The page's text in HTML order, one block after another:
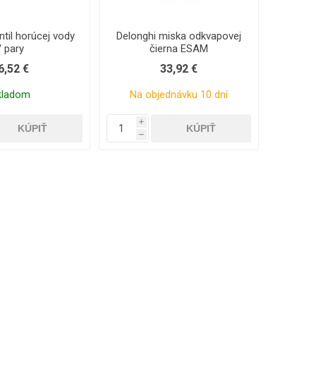
horúcej vody
pary
€
Delonghi miska odkvapovej
čierna ESAM
33,92 €
Na objednávku 10 dní
i
h